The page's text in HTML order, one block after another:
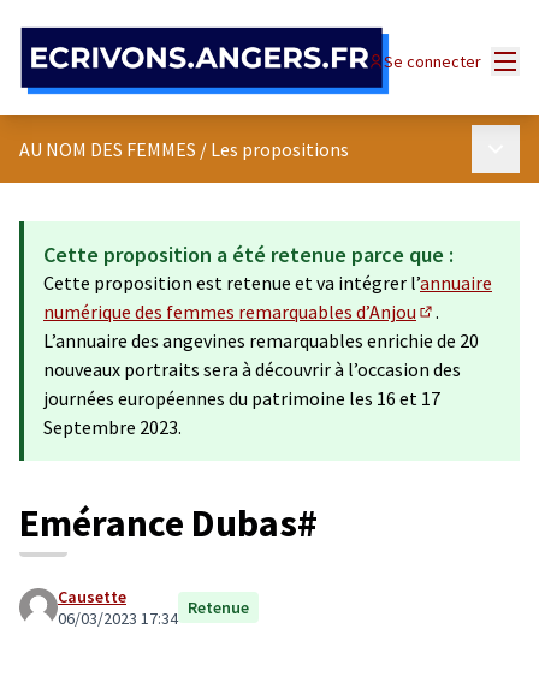
Se connecter
AU NOM DES FEMMES / Les propositions
Cette proposition a été retenue parce que :
Cette proposition est retenue et va intégrer l’annuaire
numérique des femmes remarquables d’Anjou
(Lien externe)
.
L’annuaire des angevines remarquables enrichie de 20
nouveaux portraits sera à découvrir à l’occasion des
journées européennes du patrimoine les 16 et 17
Septembre 2023.
Emérance Dubas#
Causette
06/03/2023 17:34 Retenue